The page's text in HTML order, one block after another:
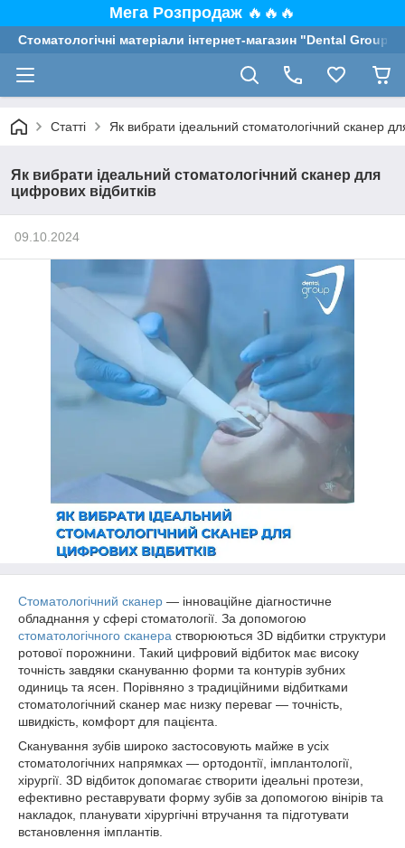
Мега Розпродаж 🔥🔥🔥
Стоматологічні матеріали інтернет-магазин "Dental Group"
Статті Як вибрати ідеальний стоматологічний сканер
Як вибрати ідеальний стоматологічний сканер для
цифрових відбитків
09.10.2024
Стоматологічний сканер — інноваційне діагностичне
обладнання у сфері стоматології. За допомогою
стоматологічного сканера створюються 3D відбитки структури
ротової порожнини. Такий цифровий відбиток має високу
точність завдяки скануванню форми та контурів зубних
одиниць та ясен. Порівняно з традиційними відбитками
стоматологічний сканер має низку переваг — точність,
швидкість, комфорт для пацієнта.
Сканування зубів широко застосовують майже в усіх
стоматологічних напрямках — ортодонтії, імплантології,
хірургії. 3D відбиток допомагає створити ідеальні протези,
ефективно реставрувати форму зубів за допомогою вінірів та
накладок, планувати хірургічні втручання та підготувати
встановлення імплантів.